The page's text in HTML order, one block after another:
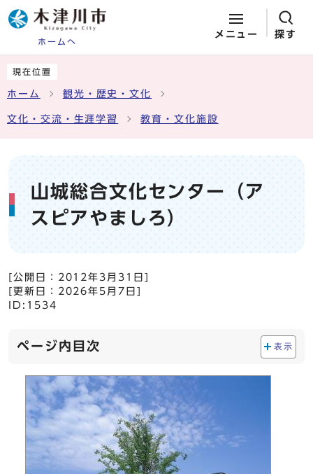
ホームへ
メニュー 探す
現在位置
ホーム 観光・歴史・文化
文化・交流・生涯学習 教育・文化施設
山城総合文化センター（ア
スピアやましろ）
[公開日： 2012年3月31日
[更新日： 2026年5月7日
ID:1534
ページ内目次 表示